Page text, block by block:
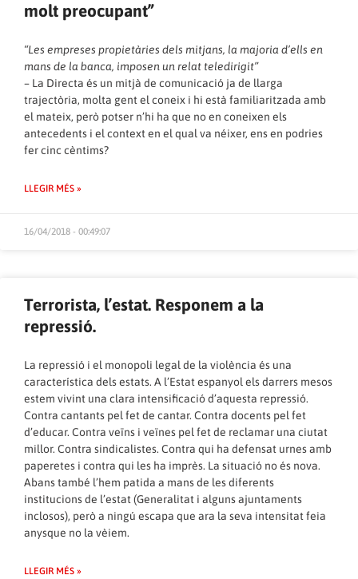
molt preocupant”
“Les empreses propietàries dels mitjans, la majoria d’ells en
mans de la banca, imposen un relat teledirigit”
– La Directa és un mitjà de comunicació ja de llarga
trajectòria, molta gent el coneix i hi està familiaritzada amb
el mateix, però potser n’hi ha que no en coneixen els
antecedents i el context en el qual va néixer, ens en podries
fer cinc cèntims?
LLEGIR MÉS »
16/04/2018 - 00:49:07
Terrorista, l’estat. Responem a la
repressió.
La repressió i el monopoli legal de la violència és una
característica dels estats. A l’Estat espanyol els darrers mesos
estem vivint una clara intensificació d’aquesta repressió.
Contra cantants pel fet de cantar. Contra docents pel fet
d’educar. Contra veïns i veïnes pel fet de reclamar una ciutat
millor. Contra sindicalistes. Contra qui ha defensat urnes amb
paperetes i contra qui les ha imprès. La situació no és nova.
Abans també l’hem patida a mans de les diferents
institucions de l’estat (Generalitat i alguns ajuntaments
inclosos), però a ningú escapa que ara la seva intensitat feia
anysque no la vèiem.
LLEGIR MÉS »